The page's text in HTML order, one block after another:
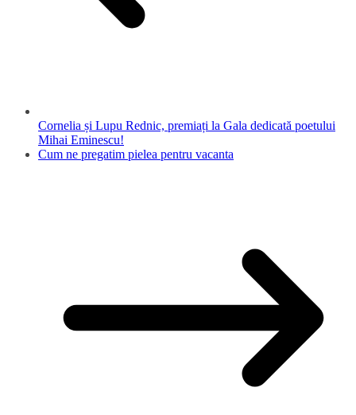
Cornelia și Lupu Rednic, premiați la Gala dedicată poetului
Mihai Eminescu!
Cum ne pregatim pielea pentru vacanta